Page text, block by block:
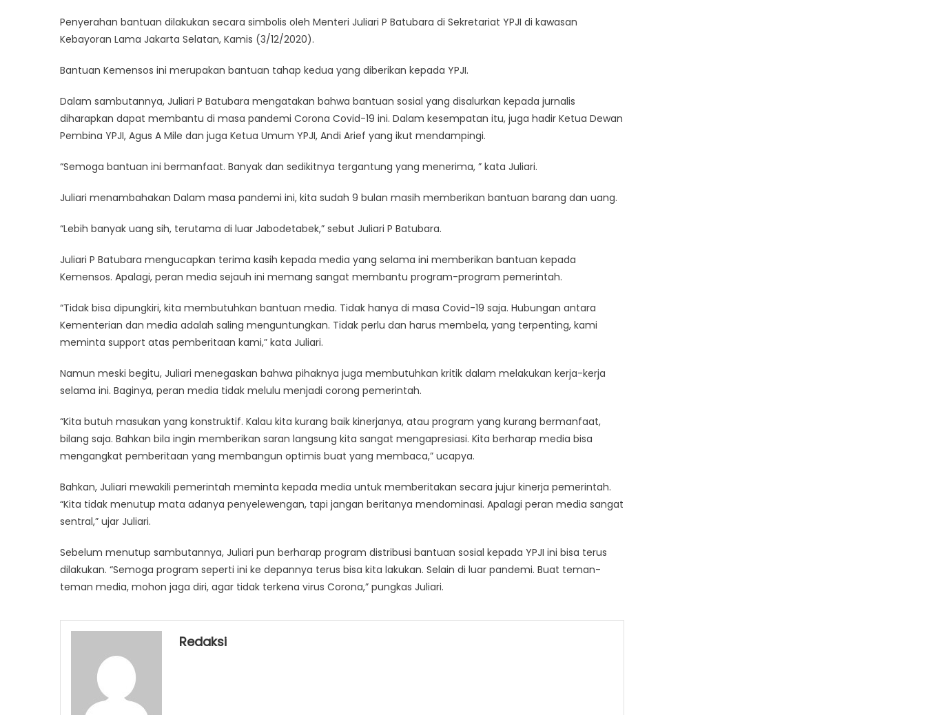
Kepada
Yayasan
Jurnalis
Penyerahan bantuan dilakukan secara simbolis oleh Menteri Juliari P Batubara di Sekretariat YPJI di kawasan
Kebayoran Lama Jakarta Selatan, Kamis (3/12/2020).
Bantuan Kemensos ini merupakan bantuan tahap kedua yang diberikan kepada YPJI.
Dalam sambutannya, Juliari P Batubara mengatakan bahwa bantuan sosial yang disalurkan kepada jurnalis
diharapkan dapat membantu di masa pandemi Corona Covid-19 ini. Dalam kesempatan itu, juga hadir Ketua Dewan
Pembina YPJI, Agus A Mile dan juga Ketua Umum YPJI, Andi Arief yang ikut mendampingi.
“Semoga bantuan ini bermanfaat. Banyak dan sedikitnya tergantung yang menerima, ” kata Juliari.
Juliari menambahakan Dalam masa pandemi ini, kita sudah 9 bulan masih memberikan bantuan barang dan uang.
“Lebih banyak uang sih, terutama di luar Jabodetabek,” sebut Juliari P Batubara.
Juliari P Batubara mengucapkan terima kasih kepada media yang selama ini memberikan bantuan kepada
Kemensos. Apalagi, peran media sejauh ini memang sangat membantu program-program pemerintah.
“Tidak bisa dipungkiri, kita membutuhkan bantuan media. Tidak hanya di masa Covid-19 saja. Hubungan antara
Kementerian dan media adalah saling menguntungkan. Tidak perlu dan harus membela, yang terpenting, kami
meminta support atas pemberitaan kami,” kata Juliari.
Namun meski begitu, Juliari menegaskan bahwa pihaknya juga membutuhkan kritik dalam melakukan kerja-kerja
selama ini. Baginya, peran media tidak melulu menjadi corong pemerintah.
“Kita butuh masukan yang konstruktif. Kalau kita kurang baik kinerjanya, atau program yang kurang bermanfaat,
bilang saja. Bahkan bila ingin memberikan saran langsung kita sangat mengapresiasi. Kita berharap media bisa
mengangkat pemberitaan yang membangun optimis buat yang membaca,” ucapya.
Bahkan, Juliari mewakili pemerintah meminta kepada media untuk memberitakan secara jujur kinerja pemerintah.
“Kita tidak menutup mata adanya penyelewengan, tapi jangan beritanya mendominasi. Apalagi peran media sangat
sentral,” ujar Juliari.
Sebelum menutup sambutannya, Juliari pun berharap program distribusi bantuan sosial kepada YPJI ini bisa terus
dilakukan. “Semoga program seperti ini ke depannya terus bisa kita lakukan. Selain di luar pandemi. Buat teman-
teman media, mohon jaga diri, agar tidak terkena virus Corona,” pungkas Juliari.
Redaksi